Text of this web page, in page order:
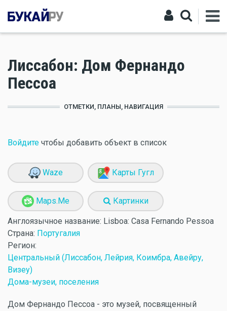
Лиссабон: Дом Фернандо
Пессоа
ОТМЕТКИ, ПЛАНЫ, НАВИГАЦИЯ
Войдите чтобы добавить объект в список
Waze Карты Гугл
Maps.Me Картинки
Англоязычное название: Lisboa: Casa Fernando Pessoa
Страна: Португалия
Регион:
Центральный (Лиссабон, Лейрия, Коимбра, Авейру,
Визеу)
Дома-музеи, поселения
Дом Фернандо Пессоа - это музей, посвященный